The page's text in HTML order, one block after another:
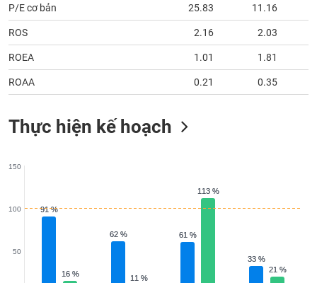
P/E cơ bản 25.83 11.16
ROS 2.16 2.03
ROEA 1.01 1.81
ROAA 0.21 0.35
Thực hiện kế hoạch
91 %
91 %
62 %
62 % 61 %
61 %
33 %
33 %
16 %
16 % 11 %
11 %
113 %
113 %
21 %
21 %
50
100
150